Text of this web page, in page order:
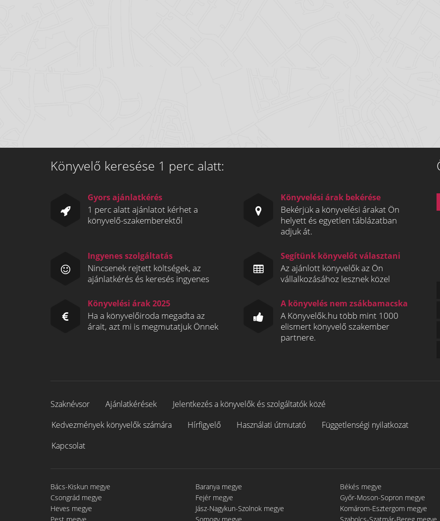
Könyvelő keresése 1 perc alatt:
Gyors ajánlatkérés
1 perc alatt ajánlatot kérhet a
könyvelő-szakemberektől
Könyvelési árak bekérése
Bekérjük a könyvelési árakat Ön
helyett és egyetlen táblázatban
adjuk át.
Ingyenes szolgáltatás
Nincsenek rejtett költségek, az
ajánlatkérés és keresés ingyenes
Segítünk könyvelőt választani
Az ajánlott könyvelők az Ön
vállalkozásához lesznek közel
Könyvelési árak 2025
Ha a könyvelőiroda megadta az
árait, azt mi is megmutatjuk Önnek
A könyvelés nem zsákbamacska
A Könyvelők.hu több mint 1000
elismert könyvelő szakember
partnere.
Szaknévsor Ajánlatkérések
Jelentkezés a könyvelők és szolgáltatók közé
Kedvezmények könyvelők számára
Hírfigyelő Használati útmutató
Függetlenségi nyilatkozat
Kapcsolat
Bács-Kiskun megye Baranya megye Békés megye
Csongrád megye
Fejér megye Győr-Moson-Sopron megye
Heves megye
Jász-Nagykun-Szolnok megye Komárom-Esztergom megye